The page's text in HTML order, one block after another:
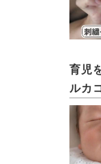
育児
ルカ